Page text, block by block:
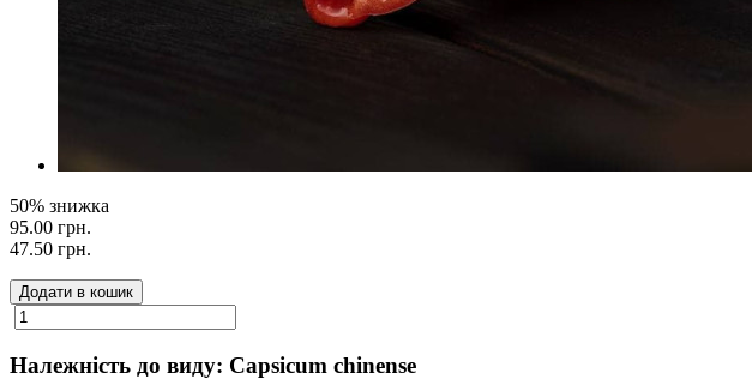
50% знижка
95.00 грн.
47.50 грн.
Додати в кошик
Належність до виду: Capsicum chinense